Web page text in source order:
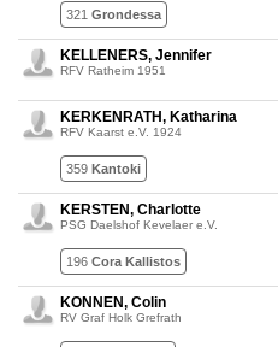
321 Grondessa
KELLENERS, Jennifer
RFV Ratheim 1951
KERKENRATH, Katharina
RFV Kaarst e.V. 1924
359 Kantoki
KERSTEN, Charlotte
PSG Daelshof Kevelaer e.V.
196 Cora Kallistos
KONNEN, Colin
RV Graf Holk Grefrath